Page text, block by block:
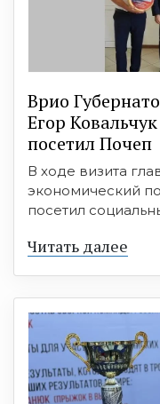
Врио
Егор
посетил Почеп
В ходе визита
экономический
посетил
Читать далее